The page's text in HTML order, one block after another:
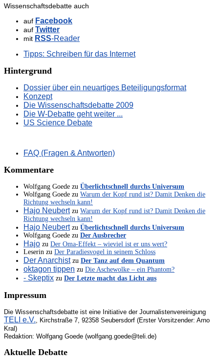
Wissenschaftsdebatte auch
auf Facebook
auf Twitter
mit RSS-Reader
Tipps: Schreiben für das Internet
Hintergrund
Dossier über ein neuartiges Beteiligungsformat
Konzept
Die Wissenschaftsdebatte 2009
Die W-Debatte geht weiter ...
US Science Debate
FAQ (Fragen & Antworten)
Kommentare
Wolfgang Goede zu Überlichtschnell durchs Universum
Wolfgang Goede zu Warum der Kopf rund ist? Damit Denken die
Richtung wechseln kann!
Hajo Neubertzu Warum der Kopf rund ist? Damit Denken die
Richtung wechseln kann!
Hajo Neubertzu Überlichtschnell durchs Universum
Wolfgang Goede zu Der Ausbrecher
Hajo zu Der Oma-Effekt – wieviel ist er uns wert?
Leserin zu Der Paradiesvogel in seinem Schloss
Der Anarchistzu Der Tanz auf dem Quantum
oktagon tippen zu Die Aschewolke – ein Phantom?
- Skeptix zu Der Letzte macht das Licht aus
Impressum
Die Wissenschaftsdebatte ist eine Initiative der Journalistenvereinigung
TELI e.V., Kirchstraße 7, 92358 Seubersdorf (Erster Vorsitzender: Arno
Kral)
Redaktion: Wolfgang Goede (wolfgang.goede@teli.de)
Aktuelle Debatte